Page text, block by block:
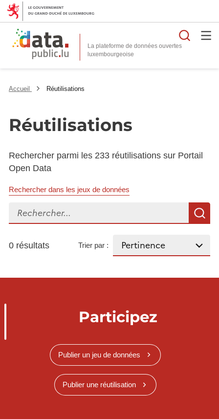
La plateforme de données ouvertes
Accueil Réutilisations
Réutilisations
Rechercher parmi les 233 réutilisations sur Portail
Open Data
Rechercher dans les jeux de données
Rechercher...
0 résultats Trier par :
Participez
Publier un jeu de données
Publier une réutilisation